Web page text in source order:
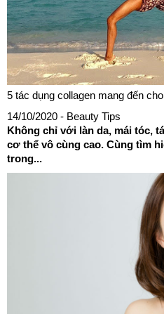
5 tác dụng collagen mang đến
14/10/2020 - Beauty Tips
Không chỉ với làn da, mái tóc,
cơ thể vô cùng cao. Cùng tìm
trong...